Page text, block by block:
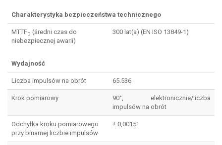
Charakterystyka bezpieczeństwa technicznego
MTTFD (średni czas do
niebezpiecznej awarii)
300 lat(a) (EN ISO 13849-1)
Wydajność
Liczba impulsów na obrót 65.536
Krok pomiarowy
90°, elektronicznie/liczba
impulsów na obrót
Odchyłka kroku pomiarowego
przy binarnej liczbie impulsów
± 0,0015°